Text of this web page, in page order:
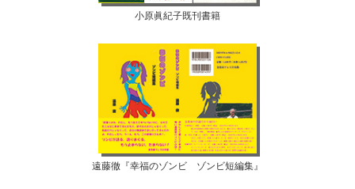
小原眞紀子既刊書籍
遠藤徹『幸福のゾンビ ゾンビ短編集』